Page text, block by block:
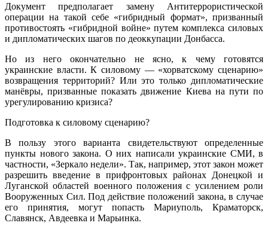
Документ предполагает замену Антитеррористической
операции на такой себе «гибридный формат», призванный
противостоять «гибридной войне» путем комплекса силовых
и дипломатических шагов по деоккупации Донбасса.
Но из него окончательно не ясно, к чему готовятся
украинские власти. К силовому — «хорватскому сценарию»
возвращения территорий? Или это только дипломатические
манёвры, призванные показать движение Киева на пути по
урегулированию кризиса?
Подготовка к силовому сценарию?
В пользу этого варианта свидетельствуют определенные
пункты нового закона. О них написали украинские СМИ, в
частности, «Зеркало недели». Так, например, этот закон может
разрешить введение в прифронтовых районах Донецкой и
Луганской областей военного положения с усилением роли
Вооруженных Сил. Под действие положений закона, в случае
его принятия, могут попасть Мариуполь, Краматорск,
Славянск, Авдеевка и Марьинка.